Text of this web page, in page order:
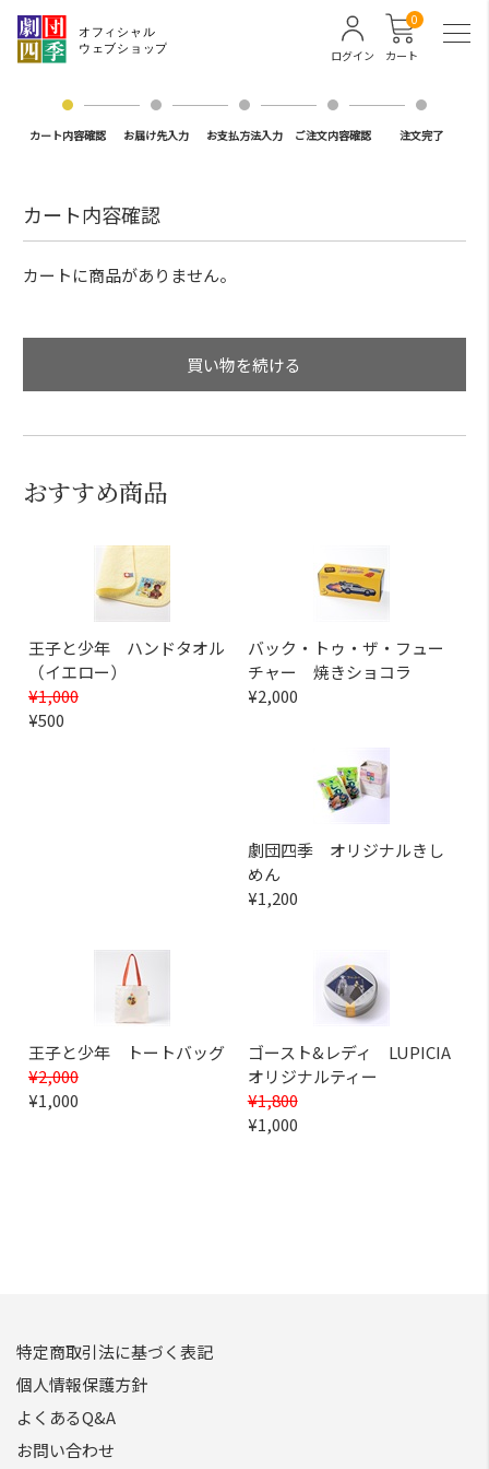
カート
0
ログイン
カート内容確認 お届け先入力 お支払方法入力 ご注文内容確認 注文完了
カート内容確認
カートに商品がありません。
買い物を続ける
おすすめ商品
王子と少年 ハンドタオル
（イエロー）
¥1,000
¥500
バック・トゥ・ザ・フュー
チャー 焼きショコラ
¥2,000
劇団四季 オリジナルきし
めん
¥1,200
王子と少年 トートバッグ
¥2,000
¥1,000
ゴースト&レディ LUPICIA
オリジナルティー
¥1,800
¥1,000
特定商取引法に基づく表記
個人情報保護方針
よくあるQ&A
お問い合わせ